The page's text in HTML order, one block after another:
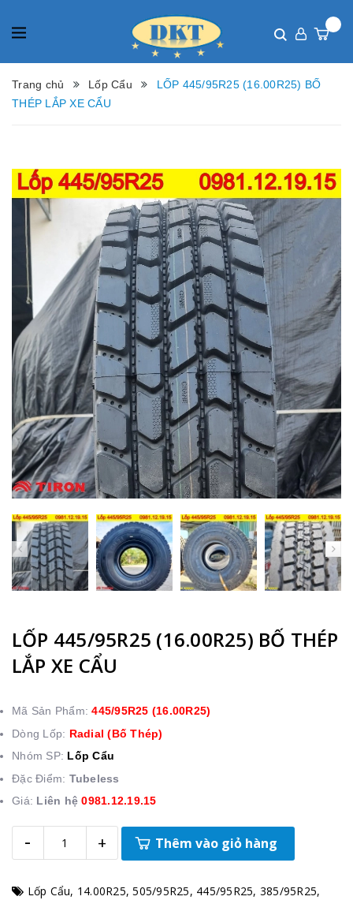
Trang chủ Lốp Cẩu
LỐP 445/95R25 (16.00R25) BỐ
THÉP LẮP XE CẨU
LỐP 445/95R25 (16.00R25) BỐ THÉP
LẮP XE CẨU
Mã Sản Phẩm:445/95R25 (16.00R25)
Dòng Lốp: Radial (Bố Thép)
Nhóm SP: Lốp Cẩu
Đặc Điểm: Tubeless
Giá: Liên hệ 0981.12.19.15
- + Thêm vào giỏ hàng
Lốp Cẩu, 14.00R25, 505/95R25, 445/95R25, 385/95R25,